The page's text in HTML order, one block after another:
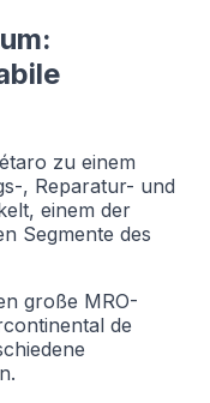
zu einem
, Reparatur- und
einem der
Segmente des
große MRO-
de